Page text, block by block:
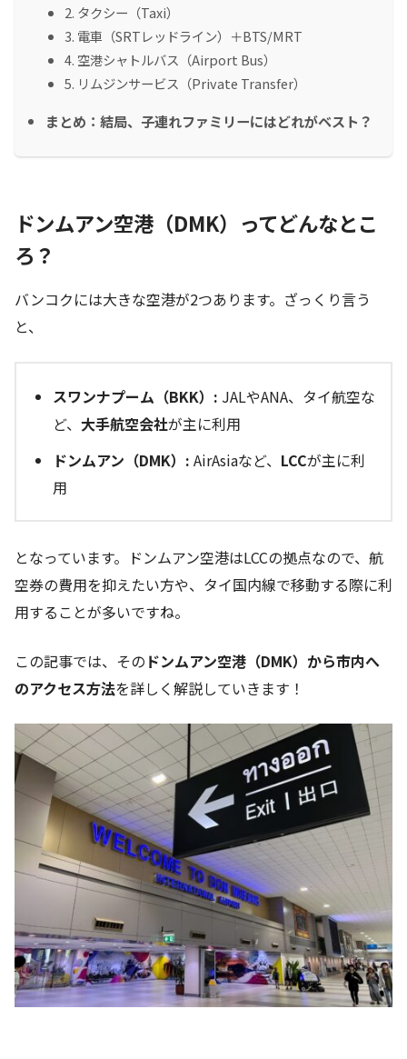
2. タクシー（Taxi）
3. 電車（SRTレッドライン）＋BTS/MRT
4. 空港シャトルバス（Airport Bus）
5. リムジンサービス（Private Transfer）
まとめ：結局、子連れファミリーにはどれがベスト？
ドンムアン空港（DMK）ってどんなとこ
ろ？
バンコクには大きな空港が2つあります。ざっくり言う
と、
スワンナプーム（BKK）: JALやANA、タイ航空な
ど、 大手航空会社が主に利用
ドンムアン（DMK）: AirAsiaなど、 LCCが主に利
用
となっています。ドンムアン空港はLCCの拠点なので、航
空券の費用を抑えたい方や、タイ国内線で移動する際に利
用することが多いですね。
この記事では、その ドンムアン空港（DMK）から市内へ
のアクセス方法を詳しく解説していきます！